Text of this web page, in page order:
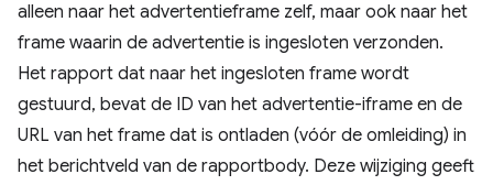
alleen naar het advertentieframe zelf, maar ook naar het
frame waarin de advertentie is ingesloten verzonden.
Het rapport dat naar het ingesloten frame wordt
gestuurd, bevat de ID van het advertentie-iframe en de
URL van het frame dat is ontladen (vóór de omleiding) in
het berichtveld van de rapportbody. Deze wijziging geeft